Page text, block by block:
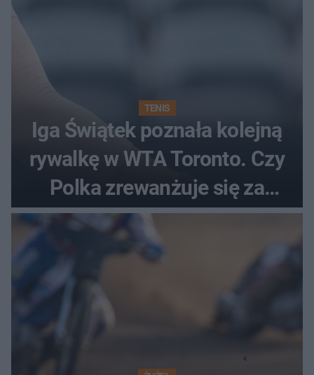
TENIS
Iga Świątek poznała kolejną
rywalkę w WTA Toronto. Czy
Polka zrewanżuje się za
ostatnią porażkę?